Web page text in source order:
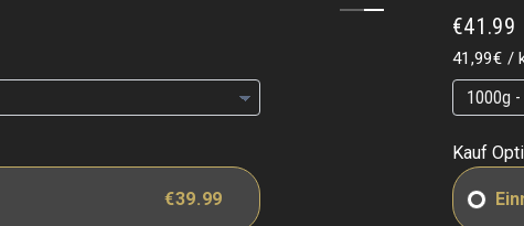
€39.99
€41.99
41,99€ /
Kauf